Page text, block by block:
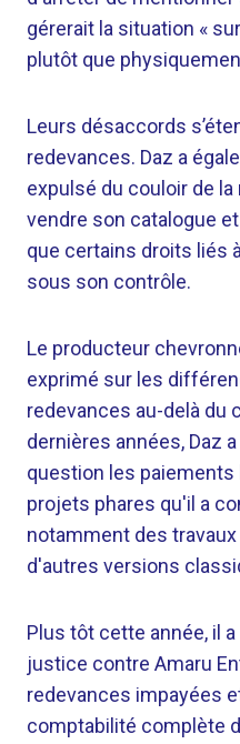
gérerait la situation «
plutôt que
Leurs désaccords
redevances. Daz a
expulsé du couloir de
vendre son catalogue
que certains droits liés
sous son contrôle.
Le producteur
exprimé sur les
redevances au-delà du
dernières années, Daz
question les
projets phares qu'il a
notamment des travaux
d'autres versions
Plus tôt cette année, il
justice contre Amaru
redevances impayées
comptabilité complète